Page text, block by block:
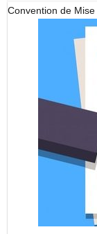
Convention de